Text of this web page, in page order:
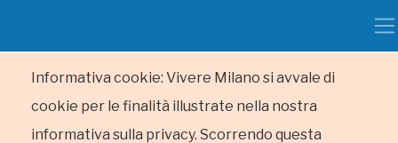
Informativa cookie: Vivere Milano si avvale di
cookie per le finalità illustrate nella nostra
informativa sulla privacy. Scorrendo questa